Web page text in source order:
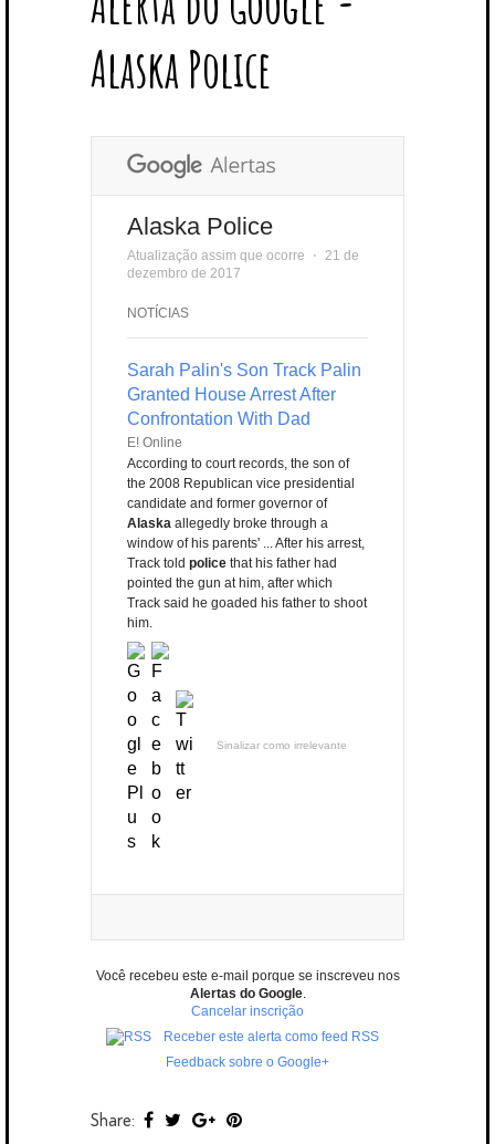
E
B
O
O
K
L
E
P
U
E
R
E
S
T
E
D
I
N
A
G
U
B
U
Alaska Police
Alaska Police
Atualização assim que ocorre ⋅ 21 de
dezembro de 2017
NOTÍCIAS
Sarah Palin's Son Track Palin
Granted House Arrest After
Confrontation With Dad
E! Online
According to court records, the son of
the 2008 Republican vice presidential
candidate and former governor of
Alaska allegedly broke through a
window of his parents' ... After his arrest,
Track told police that his father had
pointed the gun at him, after which
Track said he goaded his father to shoot
him.
Sinalizar como irrelevante
Você recebeu este e-mail porque se inscreveu nos
Alertas do Google.
Cancelar inscrição
Receber este alerta como feed RSS
Feedback sobre o Google+
Share: